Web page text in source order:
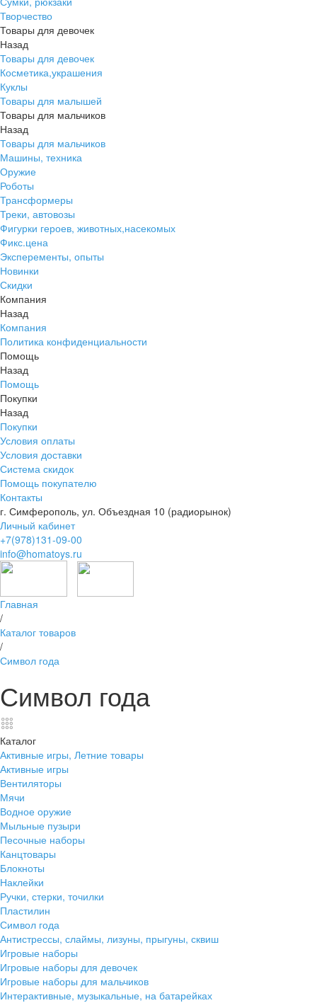
Творчество
Товары для девочек
Назад
Товары для девочек
Косметика,украшения
Куклы
Товары для малышей
Товары для мальчиков
Назад
Товары для мальчиков
Машины, техника
Оружие
Роботы
Трансформеры
Треки, автовозы
Фигурки героев, животных,насекомых
Фикс.цена
Эксперементы, опыты
Новинки
Скидки
Компания
Назад
Компания
Политика конфиденциальности
Помощь
Назад
Помощь
Покупки
Назад
Покупки
Условия оплаты
Условия доставки
Система скидок
Помощь покупателю
Контакты
г. Симферополь, ул. Объездная 10 (радиорынок)
Личный кабинет
+7(978)131-09-00
info@homatoys.ru
Главная
/
Каталог товаров
/
Символ года
Символ года
Каталог
Активные игры, Летние товары
Активные игры
Вентиляторы
Мячи
Водное оружие
Мыльные пузыри
Песочные наборы
Канцтовары
Блокноты
Наклейки
Ручки, стерки, точилки
Пластилин
Символ года
Антистрессы, слаймы, лизуны, прыгуны, сквиш
Игровые наборы
Игровые наборы для девочек
Игровые наборы для мальчиков
Интерактивные, музыкальные, на батарейках